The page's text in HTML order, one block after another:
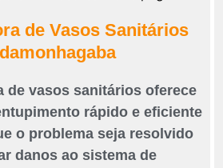
de Vasos Sanitários
de vasos sanitários oferece
rápido e eficiente
o problema seja resolvido
danos ao sistema de